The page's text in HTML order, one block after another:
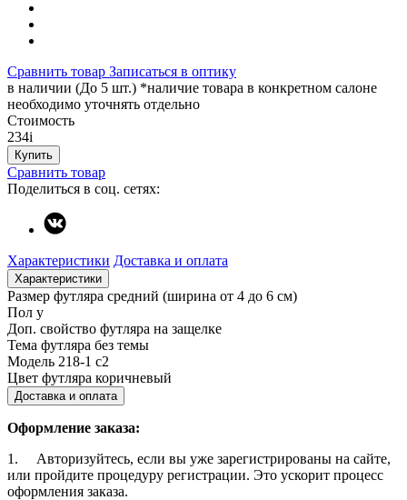
Сравнить товар Записаться в оптику
в наличии (До 5 шт.) *наличие товара в конкретном салоне
необходимо уточнять отдельно
Стоимость
234i
Купить
Сравнить товар
Поделиться в соц. сетях:
Характеристики Доставка и оплата
Характеристики
Размер футляра средний (ширина от 4 до 6 см)
Пол у
Доп. свойство футляра на защелке
Тема футляра без темы
Модель 218-1 с2
Цвет футляра коричневый
Доставка и оплата
Оформление заказа:
1. Авторизуйтесь, если вы уже зарегистрированы на сайте,
или пройдите процедуру регистрации. Это ускорит процесс
оформления заказа.